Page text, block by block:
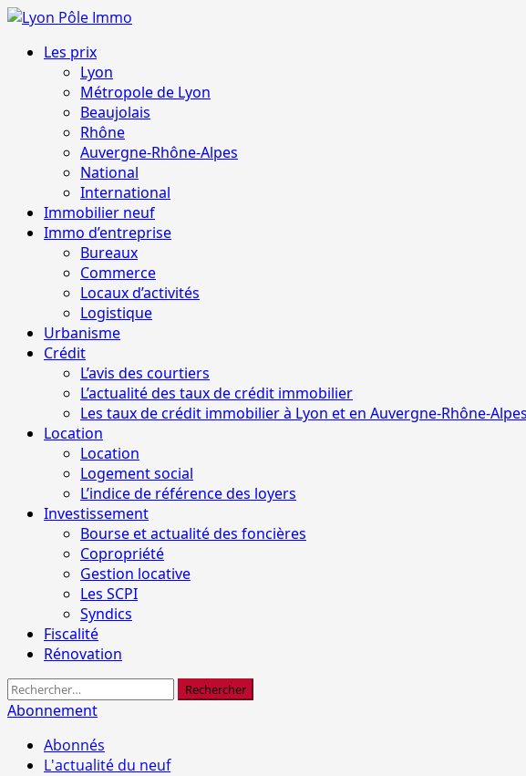
Aller
contenu
Menu
principal
Les prix
Lyon
Métropole de Lyon
Beaujolais
Rhône
Auvergne-Rhône-Alpes
National
International
Immobilier neuf
Immo d’entreprise
Bureaux
Commerce
Locaux d’activités
Logistique
Urbanisme
Crédit
L’avis des courtiers
L’actualité des taux de crédit immobilier
Les taux de crédit immobilier à Lyon et en Auvergne-Rhône-Alpes
Location
Location
Logement social
L’indice de référence des loyers
Investissement
Bourse et actualité des foncières
Copropriété
Gestion locative
Les SCPI
Syndics
Fiscalité
Rénovation
Rechercher :
Abonnement
Abonnés
L'actualité du neuf